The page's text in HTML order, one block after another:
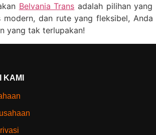
Belvania Trans adalah pilihan
dan rute yang fleksibel,
yang tak terlupakan!
KAMI